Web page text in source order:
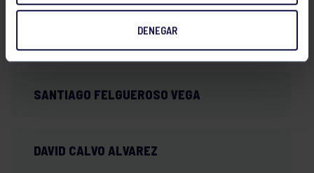
DENEGAR
DIEGO TRAPIELLO MENDOZA
SANTIAGO FELGUEROSO VEGA
DAVID CALVO ALVAREZ